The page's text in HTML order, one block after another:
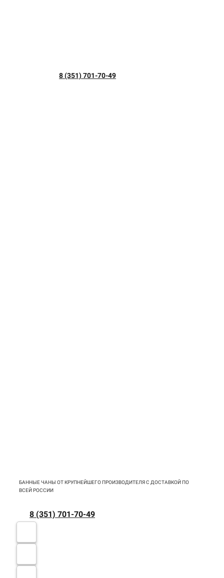
8 (351) 701-70-49
БАННЫЕ ЧАНЫ ОТ КРУПНЕЙШЕГО ПРОИЗВОДИТЕЛЯ С ДОСТАВКОЙ ПО
ВСЕЙ РОССИИ
8 (351) 701-70-49